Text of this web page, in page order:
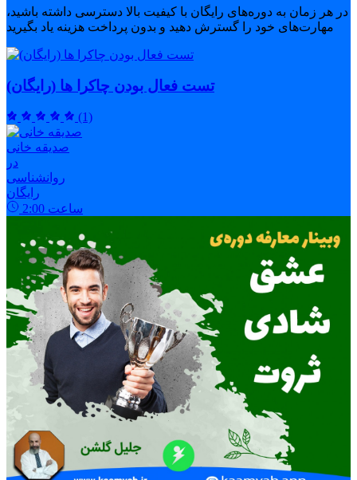
در هر زمان به دوره‌های رایگان با کیفیت بالا دسترسی داشته باشید،
مهارت‌های خود را گسترش دهید و بدون پرداخت هزینه یاد بگیرید
تست فعال بودن چاکرا ها (رایگان)
(1)
صدیقه خانی
در
روانشناسی
رایگان
2:00 ساعت